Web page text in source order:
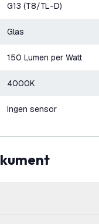
G13 (T8/TL-D)
Glas
150 Lumen per Watt
4000K
Ingen sensor